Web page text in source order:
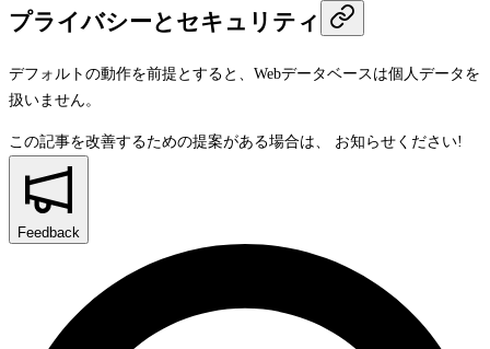
プライバシーとセキュリティ
デフォルトの動作を前提とすると、Webデータベースは個人データを
扱いません。
この記事を改善するための提案がある場合は、 お知らせください!
Feedback